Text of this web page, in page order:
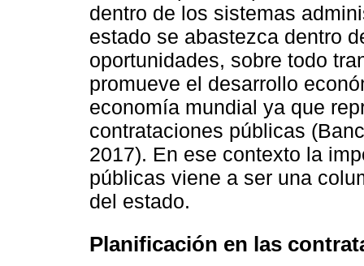
dentro de los sistemas
estado se abastezca dentro
oportunidades, sobre todo
promueve el desarrollo
economía mundial ya que
contrataciones públicas
2017). En ese contexto la
públicas viene a ser una
del estado.
Planificación en las